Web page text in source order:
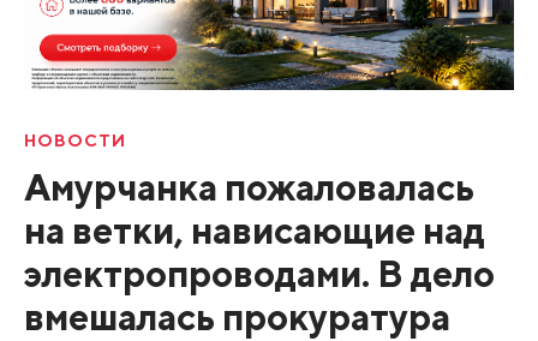
НОВОСТИ
Амурчанка пожаловалась
на ветки, нависающие над
электропроводами. В дело
вмешалась прокуратура